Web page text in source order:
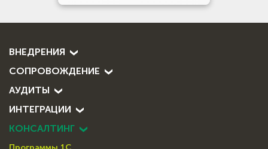
ВНЕДРЕНИЯ
СОПРОВОЖДЕНИЕ
КОНСАЛТИНГ
АУДИТЫ
ИНТЕГРАЦИИ